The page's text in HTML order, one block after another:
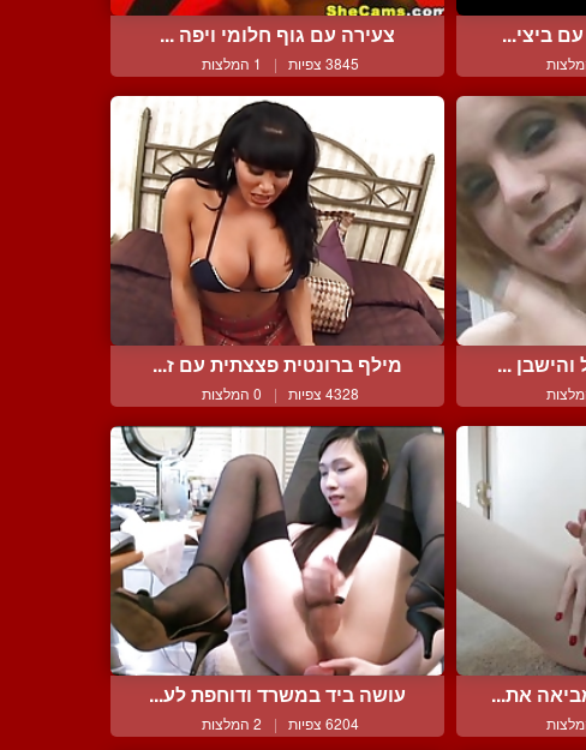
ביצי... צעירה עם גוף חלומי ויפה ...
3845 צפיות | 1 המלצות
... מילף ברונטית פצצתית עם ז...
4328 צפיות | 0 המלצות
את... עושה ביד במשרד ודוחפת לע...
6204 צפיות | 2 המלצות